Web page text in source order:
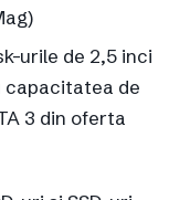
urile de 2,5 inci
capacitatea de
3 din oferta